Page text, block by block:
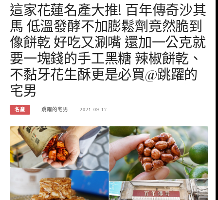
這家花蓮名產大推! 百年傳奇沙其
馬 低溫發酵不加膨鬆劑竟然脆到
像餅乾 好吃又涮嘴 還加一公克就
要一塊錢的手工黑糖 辣椒餅乾、
不黏牙花生酥更是必買@跳躍的
宅男
名產 跳躍的宅男 2021-09-17